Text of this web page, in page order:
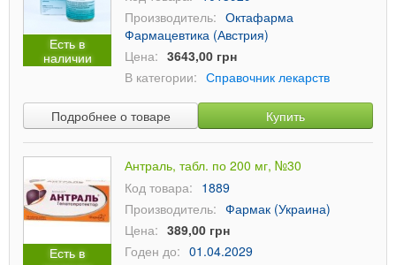
Есть в
наличии
Производитель: Октафарма
Фармацевтика (Австрия)
Цена: 3643,00 грн
В категории: Справочник лекарств
Подробнее о товаре Купить
Есть в
Антраль, табл. по 200 мг, №30
Код товара: 1889
Производитель: Фармак (Украина)
Цена: 389,00 грн
Годен до: 01.04.2029